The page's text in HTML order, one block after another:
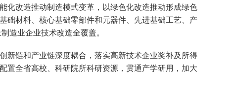
改造推动制造模式变革，以绿色化改造推动形成绿色
础材料、核心基础零部件和元器件、先进基础工艺、产
造业企业技术改造全覆盖。
链和产业链深度耦合，落实高新技术企业奖补及所得
置全省高校、科研院所科研资源，贯通产学研用，加大